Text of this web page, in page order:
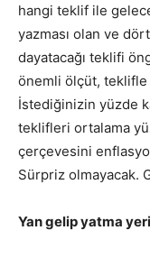
hangi teklif ile
yazması olan ve
dayatacağı teklifi
önemli ölçüt, teklifle
İstediğinizin yüzde
teklifleri ortalama
çerçevesini
Sürpriz olmayacak.
Yan gelip yatma